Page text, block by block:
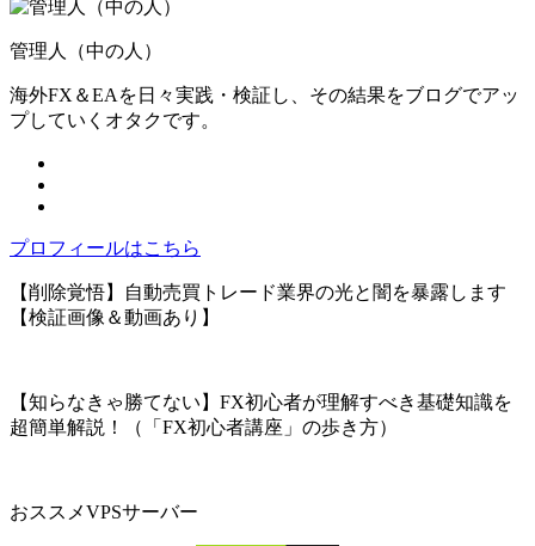
管理人（中の人）
海外FX＆EAを日々実践・検証し、その結果をブログでアッ
プしていくオタクです。
プロフィールはこちら
【削除覚悟】自動売買トレード業界の光と闇を暴露します
【検証画像＆動画あり】
【知らなきゃ勝てない】FX初心者が理解すべき基礎知識を
超簡単解説！（「FX初心者講座」の歩き方）
おススメVPSサーバー